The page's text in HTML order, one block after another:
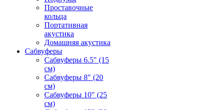
Проставочные
кольца
Портативная
акустика
Домашняя акустика
Сабвуферы
Сабвуферы 6.5" (15
см)
Сабвуферы 8" (20
см)
Сабвуферы 10" (25
см)